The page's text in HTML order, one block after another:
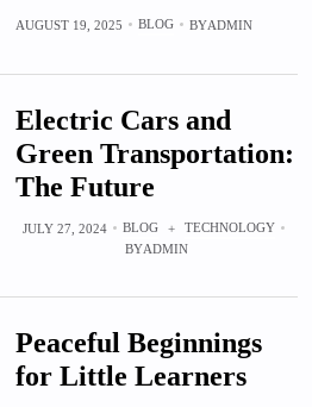
AUGUST 19, 2025 BLOG BYADMIN
Electric Cars and
Green Transportation:
The Future
JULY 27, 2024 BLOG +
TECHNOLOGY
BYADMIN
Peaceful Beginnings
for Little Learners